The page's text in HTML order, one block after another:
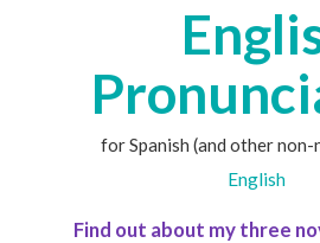
for Spanish (and other
English
Find out about my three